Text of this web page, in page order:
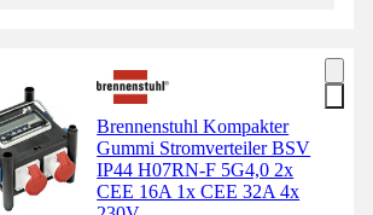
Brennenstuhl Kompakter
Gummi Stromverteiler BSV
IP44 H07RN-F 5G4,0 2x
CEE 16A 1x CEE 32A 4x